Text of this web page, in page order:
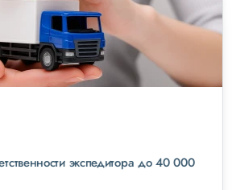
экспедитора до 40 000